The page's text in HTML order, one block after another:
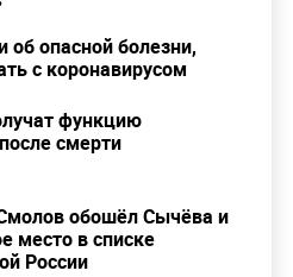
об опасной болезни,
с коронавирусом
функцию
смерти
обошёл Сычёва и
место в списке
России